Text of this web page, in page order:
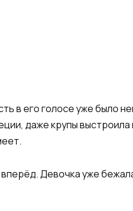
в его голосе уже было
даже крупы
Девочка уже